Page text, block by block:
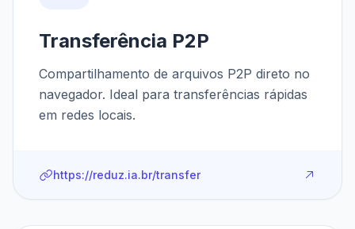
Transferência P2P
Compartilhamento de arquivos P2P direto no
navegador. Ideal para transferências rápidas
em redes locais.
https://reduz.ia.br/transfer